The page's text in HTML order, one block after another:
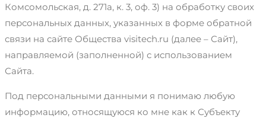
Комсомольская, д. 271а, к. 3, оф. 3) на обработку своих
персональных данных, указанных в форме обратной
связи на сайте Общества visitech.ru (далее – Сайт),
направляемой (заполненной) с использованием
Сайта.
Под персональными данными я понимаю любую
информацию, относящуюся ко мне как к Субъекту